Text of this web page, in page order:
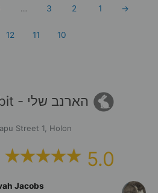
→
1
2
3
…
10
11
12
הארנב שלי - My Rabbit
Street 1, Holon
5.0
Jacobs